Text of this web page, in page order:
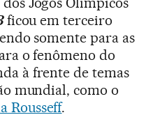
ficou em terceiro
somente para as
o fenômeno do
à frente de temas
mundial, como o
Rousseff.